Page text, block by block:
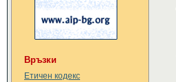
Връзки
Етичен кодекс